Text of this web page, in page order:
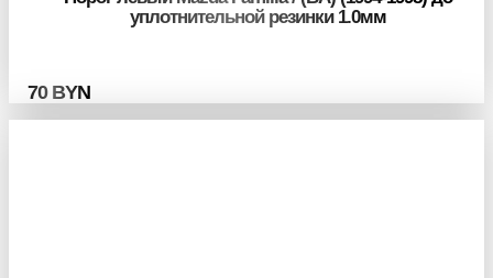
уплотнительной резинки 1.0мм
70 BYN